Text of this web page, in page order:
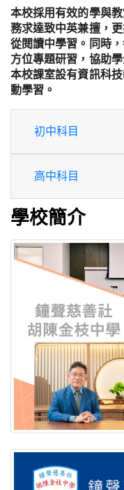
本校採用有效的學與
務求達致中英兼擅，
從閱讀中學習。同時
方位專題研習，協助
本校課室設有資訊科
動學習。
初中科目
高中科目
學校簡介